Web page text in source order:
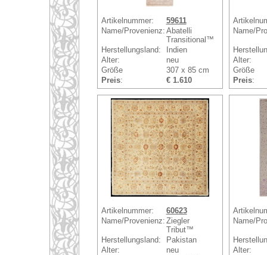
Artikelnummer:
59611
Name/Provenienz: Abatelli
Transitional™
Herstellungsland:
Indien
Alter:
neu
Größe
307 x 85 cm
Preis: € 1.610
Name/
Alter:
Größe
Preis:
Artikelnummer:
60623
Name/Provenienz: Ziegler
Tribut™
Herstellungsland:
Pakistan
Alter:
neu
Name/
Alter: